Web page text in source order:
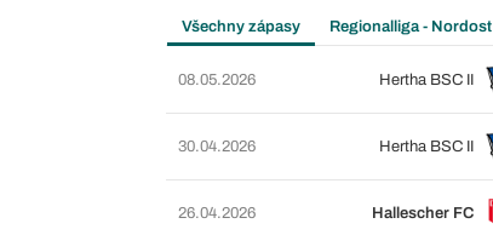
Všechny zápasy Regionalliga - Nordost
08.05.2026 Hertha BSC II
30.04.2026 Hertha BSC II
26.04.2026 Hallescher FC